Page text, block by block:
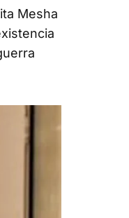
Mesha